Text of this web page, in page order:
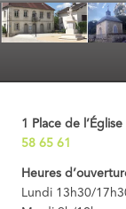
1 Place de
58 65 61
Heures
Lundi 13h30/